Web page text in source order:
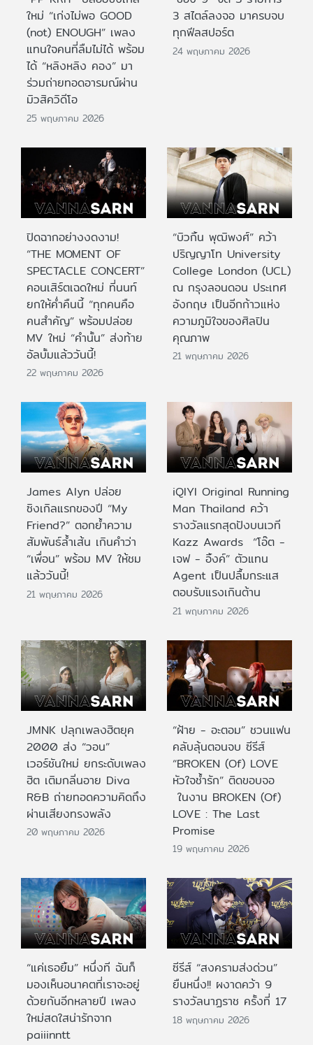
ใหม่ “เก่งไม่พอ GOOD
(not) ENOUGH” เพลง
แทนใจคนที่ลืมไม่ได้ พร้อม
ได้ “หลิงหลิง คอง” มา
ร่วมถ่ายทอดอารมณ์ผ่าน
มิวสิควิดีโอ
25 พฤษภาคม 2026
3 สไตล์ลงจอ มาครบจบ
ทุกฟีลสปอร์ต
24 พฤษภาคม 2026
ปิดฉากอย่างงดงาม!
“THE MOMENT OF
SPECTACLE CONCERT”
คอนเสิร์ตเฉดใหม่ ที่นนท์
ยกให้ค่ำคืนนี้ “ทุกคนคือ
คนสำคัญ” พร้อมปล่อย
MV ใหม่ “คำนั้น” ส่งท้าย
อัลบั้มแล้ววันนี้!
22 พฤษภาคม 2026
“บิวกิ้น พุฒิพงศ์” คว้า
ปริญญาโท University
College London (UCL)
ณ กรุงลอนดอน ประเทศ
อังกฤษ เป็นอีกก้าวแห่ง
ความภูมิใจของศิลปิน
คุณภาพ
21 พฤษภาคม 2026
James Alyn ปล่อย
ซิงเกิลแรกของปี “My
Friend?” ตอกย้ำความ
สัมพันธ์ล้ำเส้น เกินคำว่า
“เพื่อน” พร้อม MV ให้ชม
แล้ววันนี้!
21 พฤษภาคม 2026
iQIYI Original Running
Man Thailand คว้า
รางวัลแรกสุดปังบนเวที
Kazz Awards “โอ๊ต -
เจฟ - อิ้งค์” ตัวแทน
Agent เป็นปลื้มกระแส
ตอบรับแรงเกินต้าน
21 พฤษภาคม 2026
JMNK ปลุกเพลงฮิตยุค
2000 ส่ง “วอน”
เวอร์ชันใหม่ ยกระดับเพลง
ฮิต เติมกลิ่นอาย Diva
R&B ถ่ายทอดความคิดถึง
ผ่านเสียงทรงพลัง
20 พฤษภาคม 2026
“ฝ้าย - อะตอม” ชวนแฟน
คลับลุ้นตอนจบ ซีรีส์
“BROKEN (Of) LOVE
หัวใจช้ำรัก” ติดขอบจอ
ในงาน BROKEN (Of)
LOVE : The Last
Promise
19 พฤษภาคม 2026
“แค่เธอยิ้ม” หนึ่งที ฉันก็
มองเห็นอนาคตที่เราจะอยู่
ด้วยกันอีกหลายปี เพลง
ใหม่สดใสน่ารักจาก
paiiinntt
ซีรีส์ “สงครามส่งด่วน”
ยืนหนึ่ง!! ผงาดคว้า 9
รางวัลนาฏราช ครั้งที่ 17
18 พฤษภาคม 2026